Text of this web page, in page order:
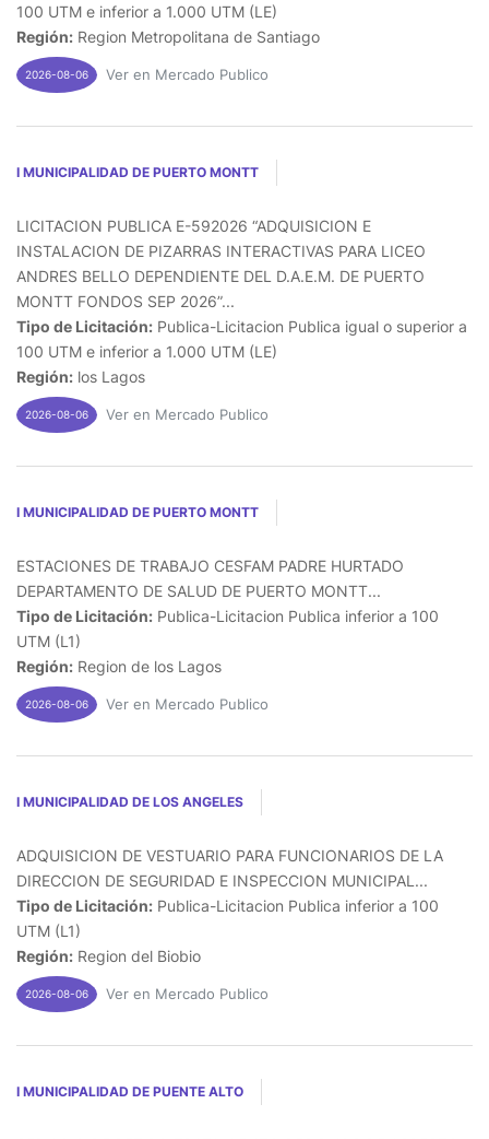
100 UTM e inferior a 1.000 UTM (LE)
Región: Region Metropolitana de Santiago
2026-08-06 Ver en Mercado Publico
I MUNICIPALIDAD DE PUERTO MONTT
LICITACION PUBLICA E-592026 “ADQUISICION E
INSTALACION DE PIZARRAS INTERACTIVAS PARA LICEO
ANDRES BELLO DEPENDIENTE DEL D.A.E.M. DE PUERTO
MONTT FONDOS SEP 2026”...
Tipo de Licitación: Publica-Licitacion Publica igual o superior a
100 UTM e inferior a 1.000 UTM (LE)
Región: los Lagos
2026-08-06 Ver en Mercado Publico
I MUNICIPALIDAD DE PUERTO MONTT
ESTACIONES DE TRABAJO CESFAM PADRE HURTADO
DEPARTAMENTO DE SALUD DE PUERTO MONTT...
Tipo de Licitación: Publica-Licitacion Publica inferior a 100
UTM (L1)
Región: Region de los Lagos
2026-08-06 Ver en Mercado Publico
I MUNICIPALIDAD DE LOS ANGELES
ADQUISICION DE VESTUARIO PARA FUNCIONARIOS DE LA
DIRECCION DE SEGURIDAD E INSPECCION MUNICIPAL...
Tipo de Licitación: Publica-Licitacion Publica inferior a 100
UTM (L1)
Región: Region del Biobio
2026-08-06 Ver en Mercado Publico
I MUNICIPALIDAD DE PUENTE ALTO